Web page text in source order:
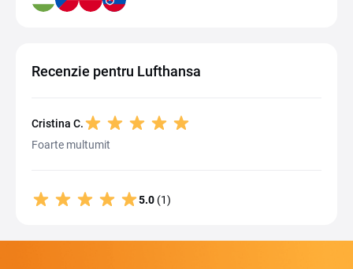
Recenzie pentru Lufthansa
Cristina C.
Foarte multumit
5.0 (1)